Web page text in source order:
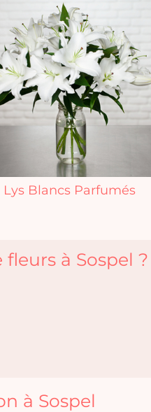
Lys Blancs Parfumés
à Sospel ?
à Sospel